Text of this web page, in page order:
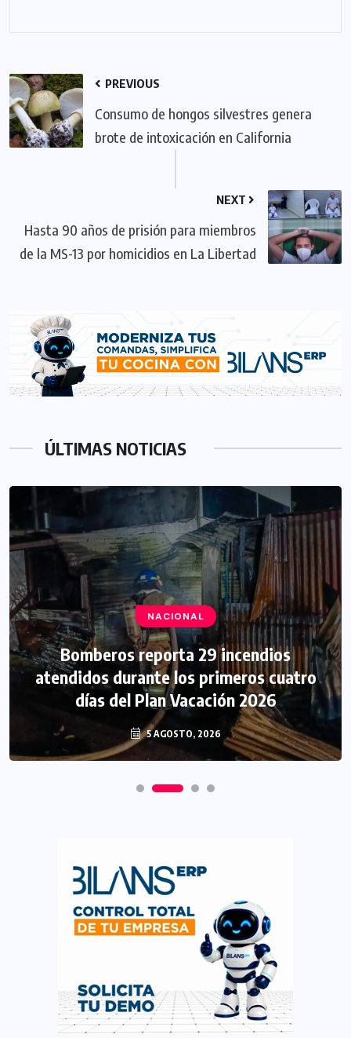
PREVIOUS
Consumo de hongos silvestres genera
brote de intoxicación en California
NEXT
Hasta 90 años de prisión para miembros
de la MS-13 por homicidios en La Libertad
ÚLTIMAS NOTICIAS
NACIONAL
Bomberos reporta 29 incendios
atendidos durante los primeros cuatro
días del Plan Vacación 2026
5 AGOSTO, 2026